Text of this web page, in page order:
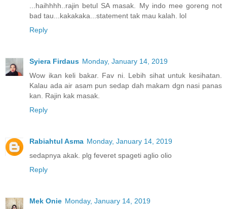
...haihhhh..rajin betul SA masak. My indo mee goreng not
bad tau...kakakaka...statement tak mau kalah. lol
Reply
Syiera Firdaus Monday, January 14, 2019
Wow ikan keli bakar. Fav ni. Lebih sihat untuk kesihatan.
Kalau ada air asam pun sedap dah makam dgn nasi panas
kan. Rajin kak masak.
Reply
Rabiahtul Asma Monday, January 14, 2019
sedapnya akak. plg feveret spageti aglio olio
Reply
Mek Onie Monday, January 14, 2019